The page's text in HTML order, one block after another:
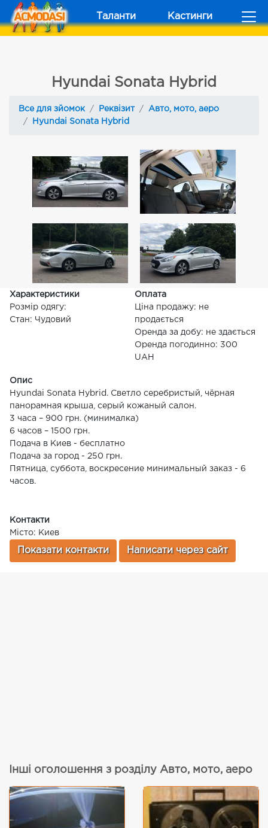
Таланти Кастинги
Hyundai Sonata Hybrid
Все для зйомок Реквізит
Авто, мото, аеро
Hyundai Sonata Hybrid
Характеристики
Розмір одягу:
Стан: Чудовий
Оплата
Ціна продажу: не
продається
Оренда за добу: не здається
Оренда погодинно: 300
UAH
Опис
Hyundai Sonata Hybrid. Светло серебристый, чёрная
панорамная крыша, серый кожаный салон.
3 часа – 900 грн. (минималка)
6 часов – 1500 грн.
Подача в Киев - бесплатно
Подача за город - 250 грн.
Пятница, суббота, воскресение минимальный заказ - 6
часов.
Контакти
Місто: Киев
Показати контакти Написати через сайт
Інші оголошення з розділу Авто, мото, аеро